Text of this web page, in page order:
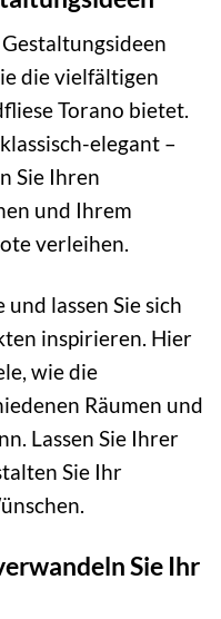
die vielfältigen
Torano bietet.
elegant –
Sie Ihren
und Ihrem
verleihen.
lassen Sie sich
inspirieren. Hier
wie die
Räumen und
Lassen Sie Ihrer
Sie Ihr
Sie Ihr